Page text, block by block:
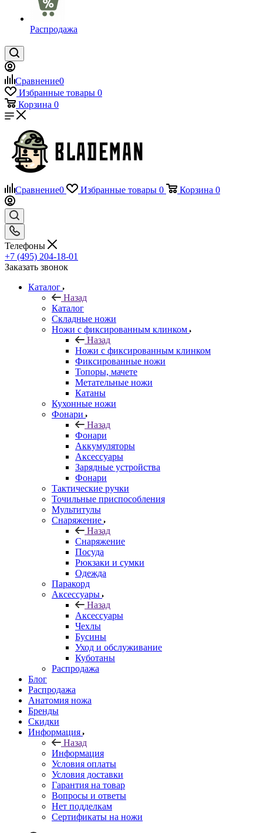
Распродажа
Сравнение0
Избранные товары 0
Корзина 0
Сравнение0 Избранные товары 0 Корзина 0
Телефоны
+7 (495) 204-18-01
Заказать звонок
Каталог
Назад
Каталог
Складные ножи
Ножи с фиксированным клинком
Назад
Ножи с фиксированным клинком
Фиксированные ножи
Топоры, мачете
Метательные ножи
Катаны
Кухонные ножи
Фонари
Назад
Фонари
Аккумуляторы
Аксессуары
Зарядные устройства
Фонари
Тактические ручки
Точильные приспособления
Мультитулы
Снаряжение
Назад
Снаряжение
Посуда
Рюкзаки и сумки
Одежда
Паракорд
Аксессуары
Назад
Аксессуары
Чехлы
Бусины
Уход и обслуживание
Куботаны
Распродажа
Блог
Распродажа
Анатомия ножа
Бренды
Скидки
Информация
Назад
Информация
Условия оплаты
Условия доставки
Гарантия на товар
Вопросы и ответы
Нет подделкам
Сертификаты на ножи